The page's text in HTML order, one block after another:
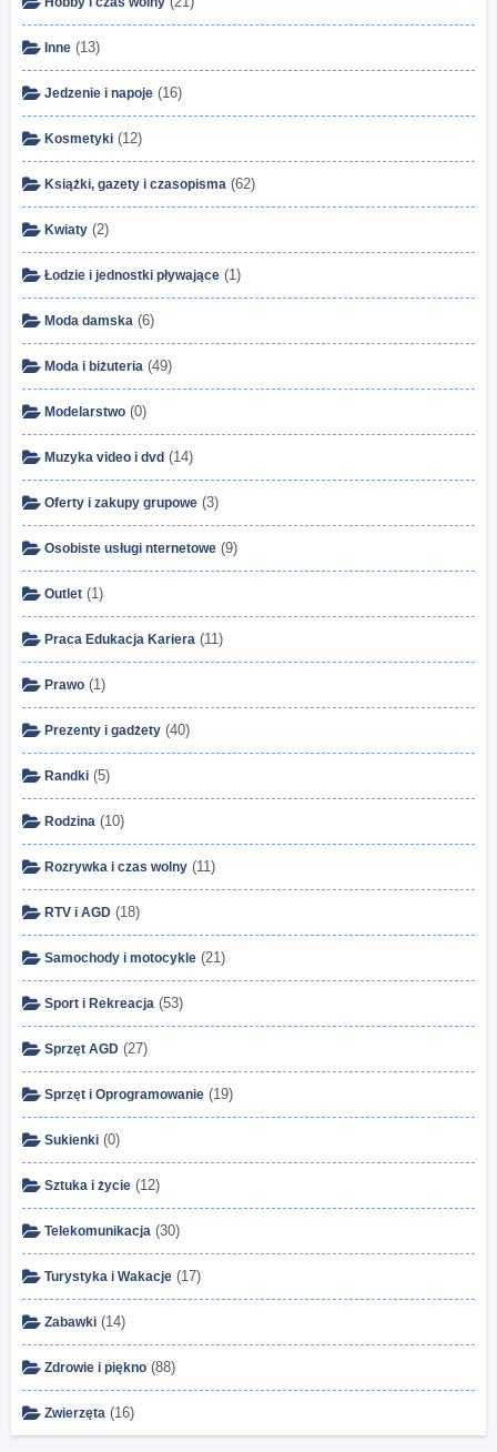
Inne (13)
Jedzenie i napoje (16)
Kosmetyki (12)
Książki, gazety i czasopisma (62)
Kwiaty (2)
Łodzie i jednostki pływające (1)
Moda damska (6)
Moda i biżuteria (49)
Modelarstwo (0)
Muzyka video i dvd (14)
Oferty i zakupy grupowe (3)
Osobiste usługi nternetowe (9)
Outlet (1)
Praca Edukacja Kariera (11)
Prawo (1)
Prezenty i gadżety (40)
Randki (5)
Rodzina (10)
Rozrywka i czas wolny (11)
RTV i AGD (18)
Samochody i motocykle (21)
Sport i Rekreacja (53)
Sprzęt AGD (27)
Sprzęt i Oprogramowanie (19)
Sukienki (0)
Sztuka i życie (12)
Telekomunikacja (30)
Turystyka i Wakacje (17)
Zabawki (14)
Zdrowie i piękno (88)
Zwierzęta (16)